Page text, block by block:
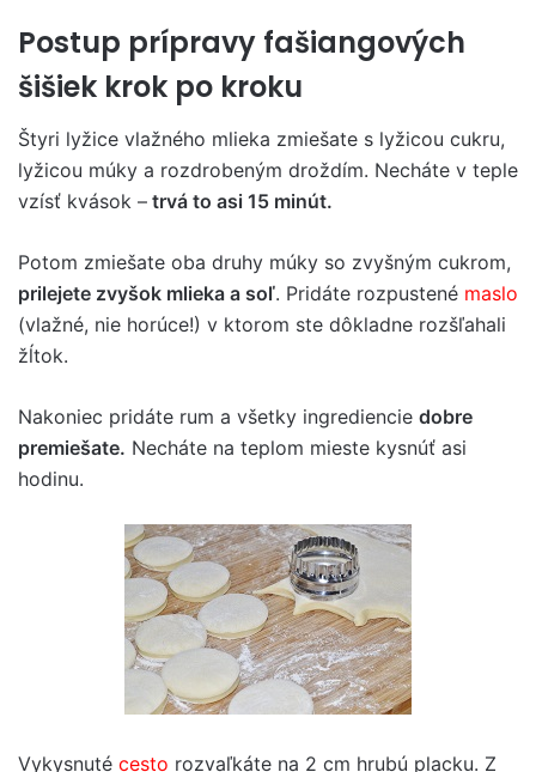
Postup prípravy fašiangových
šišiek krok po kroku
Štyri lyžice vlažného mlieka zmiešate s lyžicou cukru,
lyžicou múky a rozdrobeným droždím. Necháte v teple
vzísť kvások – trvá to asi 15 minút.
Potom zmiešate oba druhy múky so zvyšným cukrom,
prilejete zvyšok mlieka a soľ. Pridáte rozpustené maslo
(vlažné, nie horúce!) v ktorom ste dôkladne rozšľahali
žĺtok.
Nakoniec pridáte rum a všetky ingrediencie dobre
premiešate. Necháte na teplom mieste kysnúť asi
hodinu.
Vykysnuté cesto rozvaľkáte na 2 cm hrubú placku. Z